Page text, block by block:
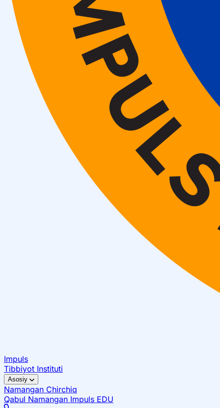
Impuls
Tibbiyot Instituti
Asosiy
Namangan Chirchiq
Qabul Namangan Impuls EDU